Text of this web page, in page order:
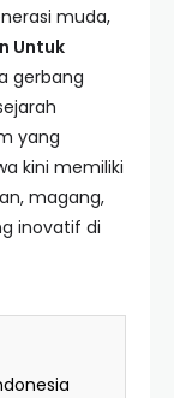
muda,
Untuk
gerbang
yang
kini memiliki
magang,
inovatif di